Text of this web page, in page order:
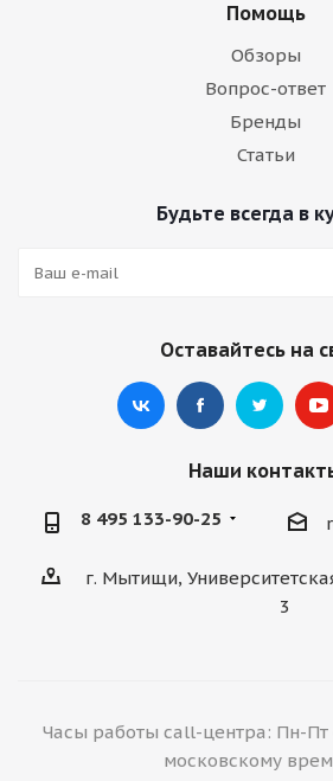
Помощь
Обзоры
Вопрос-ответ
Бренды
Статьи
Будьте всегда в
Оставайтесь на
Наши
8 495 133-90-25
г. Мытищи,
3
Часы работы call-центра: Пн-Пт
московскому